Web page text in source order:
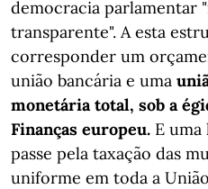
democracia parlamentar
transparente". A esta
corresponder um
união bancária e uma
monetária total, sob a
Finanças europeu. E
passe pela taxação das
uniforme em toda a